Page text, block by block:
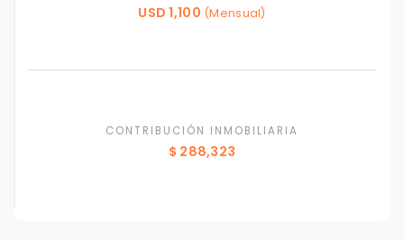
USD 1,100 (Mensual)
CONTRIBUCIÓN INMOBILIARIA
$ 288,323